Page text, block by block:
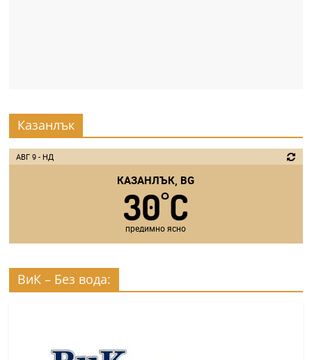
Казанлък
АВГ 9 - НД
КАЗАНЛЪК, BG
30°C
предимно ясно
ВиК – Без вода: